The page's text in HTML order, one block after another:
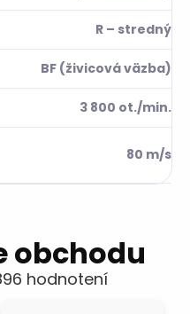
R – stredný
BF (živicová väzba)
3 800 ot./min.
80 m/s
obchodu
hodnotení